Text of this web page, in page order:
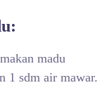
madu
1 sdm air mawar.